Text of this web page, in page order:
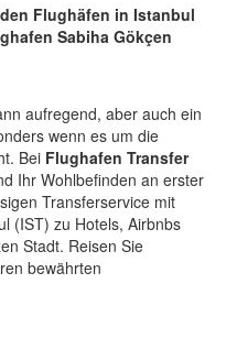
Flughäfen in Istanbul
Sabiha Gökçen
aufregend, aber auch ein
wenn es um die
Bei Flughafen Transfer
Ihr Wohlbefinden an erster
Transferservice mit
(IST) zu Hotels, Airbnbs
Stadt. Reisen Sie
bewährten